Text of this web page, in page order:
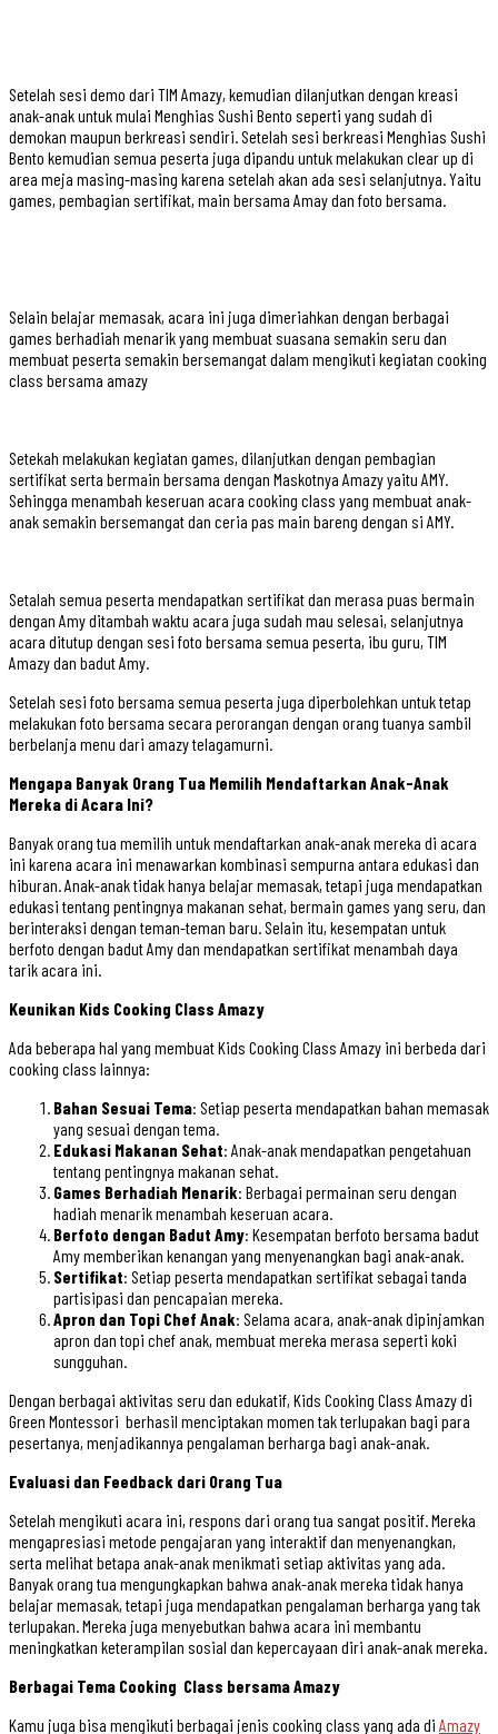
Setelah sesi demo dari TIM Amazy, kemudian dilanjutkan dengan kreasi
anak-anak untuk mulai Menghias Sushi Bento seperti yang sudah di
demokan maupun berkreasi sendiri. Setelah sesi berkreasi Menghias Sushi
Bento kemudian semua peserta juga dipandu untuk melakukan clear up di
area meja masing-masing karena setelah akan ada sesi selanjutnya. Yaitu
games, pembagian sertifikat, main bersama Amay dan foto bersama.
Selain belajar memasak, acara ini juga dimeriahkan dengan berbagai
games berhadiah menarik yang membuat suasana semakin seru dan
membuat peserta semakin bersemangat dalam mengikuti kegiatan cooking
class bersama amazy
Setekah melakukan kegiatan games, dilanjutkan dengan pembagian
sertifikat serta bermain bersama dengan Maskotnya Amazy yaitu AMY.
Sehingga menambah keseruan acara cooking class yang membuat anak-
anak semakin bersemangat dan ceria pas main bareng dengan si AMY.
Setalah semua peserta mendapatkan sertifikat dan merasa puas bermain
dengan Amy ditambah waktu acara juga sudah mau selesai, selanjutnya
acara ditutup dengan sesi foto bersama semua peserta, ibu guru, TIM
Amazy dan badut Amy.
Setelah sesi foto bersama semua peserta juga diperbolehkan untuk tetap
melakukan foto bersama secara perorangan dengan orang tuanya sambil
berbelanja menu dari amazy telagamurni.
Mengapa Banyak Orang Tua Memilih Mendaftarkan Anak-Anak
Mereka di Acara Ini?
Banyak orang tua memilih untuk mendaftarkan anak-anak mereka di acara
ini karena acara ini menawarkan kombinasi sempurna antara edukasi dan
hiburan. Anak-anak tidak hanya belajar memasak, tetapi juga mendapatkan
edukasi tentang pentingnya makanan sehat, bermain games yang seru, dan
berinteraksi dengan teman-teman baru. Selain itu, kesempatan untuk
berfoto dengan badut Amy dan mendapatkan sertifikat menambah daya
tarik acara ini.
Keunikan Kids Cooking Class Amazy
Ada beberapa hal yang membuat Kids Cooking Class Amazy ini berbeda dari
cooking class lainnya:
Bahan Sesuai Tema: Setiap peserta mendapatkan bahan memasak
yang sesuai dengan tema.
Edukasi Makanan Sehat: Anak-anak mendapatkan pengetahuan
tentang pentingnya makanan sehat.
Games Berhadiah Menarik: Berbagai permainan seru dengan
hadiah menarik menambah keseruan acara.
Berfoto dengan Badut Amy: Kesempatan berfoto bersama badut
Amy memberikan kenangan yang menyenangkan bagi anak-anak.
Sertifikat: Setiap peserta mendapatkan sertifikat sebagai tanda
partisipasi dan pencapaian mereka.
Apron dan Topi Chef Anak: Selama acara, anak-anak dipinjamkan
apron dan topi chef anak, membuat mereka merasa seperti koki
sungguhan.
Dengan berbagai aktivitas seru dan edukatif, Kids Cooking Class Amazy di
Green Montessori berhasil menciptakan momen tak terlupakan bagi para
pesertanya, menjadikannya pengalaman berharga bagi anak-anak.
Evaluasi dan Feedback dari Orang Tua
Setelah mengikuti acara ini, respons dari orang tua sangat positif. Mereka
mengapresiasi metode pengajaran yang interaktif dan menyenangkan,
serta melihat betapa anak-anak menikmati setiap aktivitas yang ada.
Banyak orang tua mengungkapkan bahwa anak-anak mereka tidak hanya
belajar memasak, tetapi juga mendapatkan pengalaman berharga yang tak
terlupakan. Mereka juga menyebutkan bahwa acara ini membantu
meningkatkan keterampilan sosial dan kepercayaan diri anak-anak mereka.
Berbagai Tema Cooking Class bersama Amazy
Kamu juga bisa mengikuti berbagai jenis cooking class yang ada di Amazy